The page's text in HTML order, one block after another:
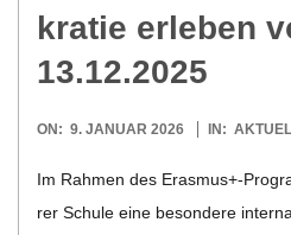
O
R
E
kra­tie erle­ben
13.12.2025
2026-
ON: 9. JANUAR 2026 IN:
Im Rah­men des Erasmus+-
rer Schule eine beson­dere